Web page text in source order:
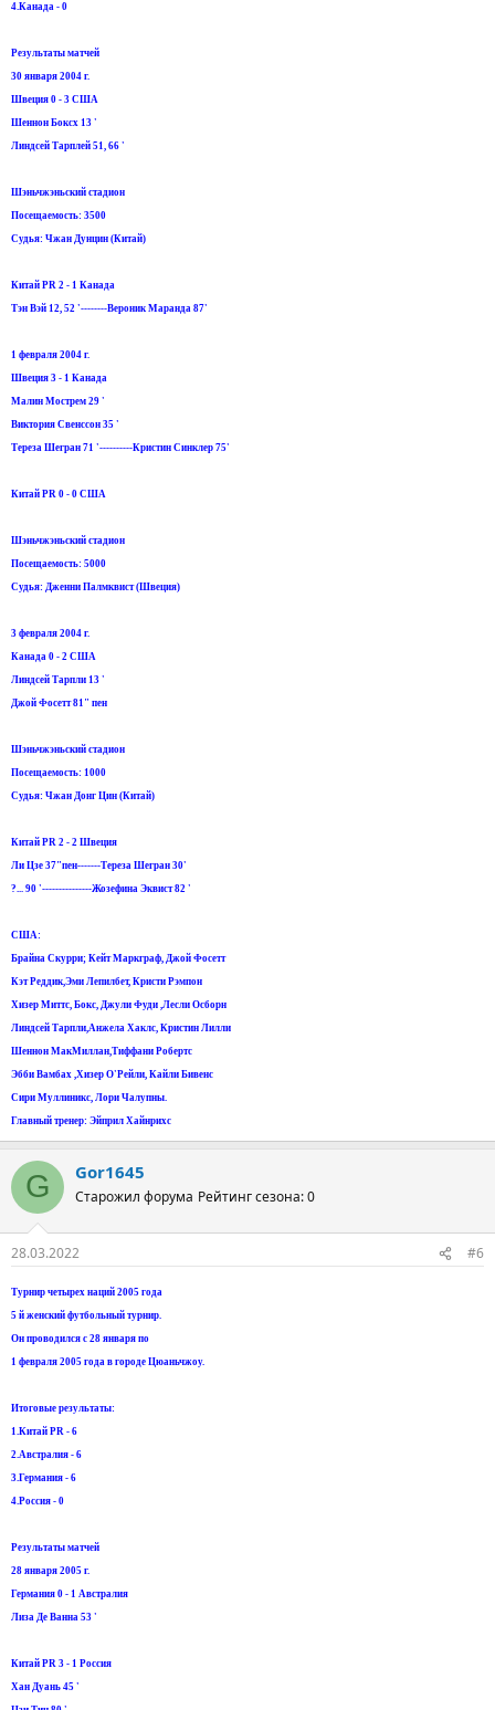
4.Канада - 0
Результаты матчей
30 января 2004 г.
Швеция 0 - 3 США
Шеннон Боксx 13 '
Линдсей Тарплей 51, 66 '
Шэньчжэньский стадион
Посещаемость: 3500
Судья: Чжан Дунцин (Китай)
Китай PR 2 - 1 Канада
Тэн Вэй 12, 52 '--------Вероник Маранда 87'
1 февраля 2004 г.
Швеция 3 - 1 Канада
Малин Мострем 29 '
Виктория Свенссон 35 '
Тереза Шегран 71 '----------Кристин Синклер 75'
Китай PR 0 - 0 США
Шэньчжэньский стадион
Посещаемость: 5000
Судья: Дженни Палмквист (Швеция)
3 февраля 2004 г.
Канада 0 - 2 США
Линдсей Тарпли 13 '
Джой Фосетт 81" пен
Шэньчжэньский стадион
Посещаемость: 1000
Судья: Чжан Донг Цин (Китай)
Китай PR 2 - 2 Швеция
Ли Цзе 37"пен-------Тереза Шегран 30'
?... 90 '---------------Жозефина Эквист 82 '
США:
Брайна Скурри; Кейт Маркграф, Джой Фосетт
Кэт Реддик,Эми Лепилбет, Кристи Рэмпон
Хизер Миттс, Бокс, Джули Фуди ,Лесли Осборн
Линдсей Тарпли,Анжела Хаклс, Кристин Лилли
Шеннон МакМиллан,Тиффани Робертс
Эбби Вамбах ,Хизер О'Рейли, Кайли Бивенс
Сири Муллиникс, Лори Чалупны.
Главный тренер: Эйприл Хайнрихс
G Gor1645
Старожил форума Рейтинг сезона: 0
28.03.2022 #6
Турнир четырех наций 2005 года
5 й женский футбольный турнир.
Он проводился с 28 января по
1 февраля 2005 года в городе Цюаньчжоу.
Итоговые результаты:
1.Китай PR - 6
2.Австралия - 6
3.Германия - 6
4.Россия - 0
Результаты матчей
28 января 2005 г.
Германия 0 - 1 Австралия
Лиза Де Ванна 53 '
Китай PR 3 - 1 Россия
Хан Дуань 45 '